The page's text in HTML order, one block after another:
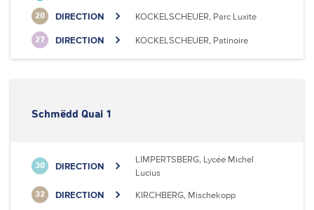
20 DIRECTION KOCKELSCHEUER, Parc Luxite
27 DIRECTION KOCKELSCHEUER, Patinoire
Schmëdd Quai 1
30 DIRECTION
LIMPERTSBERG, Lycée Michel
Lucius
32 DIRECTION KIRCHBERG, Mischekopp